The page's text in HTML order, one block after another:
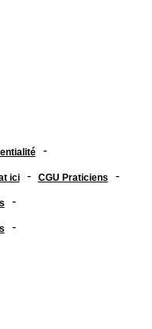
-
ici - CGU Praticiens -
-
-